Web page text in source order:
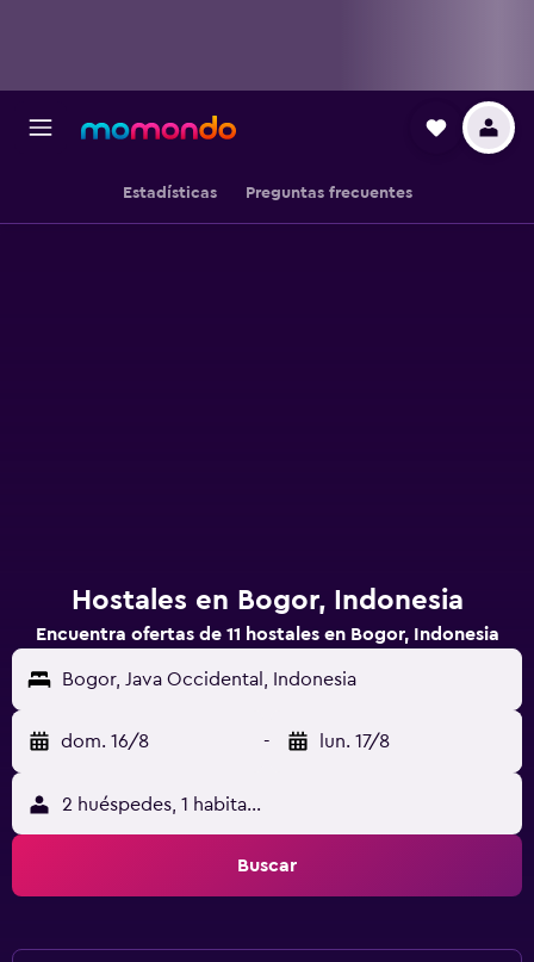
Estadísticas Preguntas frecuentes
Hostales en Bogor, Indonesia
Encuentra ofertas de 11 hostales en Bogor, Indonesia
Bogor, Java Occidental, Indonesia
dom. 16/8 - lun. 17/8
2 huéspedes, 1 habitación
Buscar